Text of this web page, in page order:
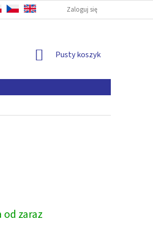
OD UMOWY NAPISZ DO NAS
Zaloguj się
KOSZYK
Pusty koszyk
od zaraz